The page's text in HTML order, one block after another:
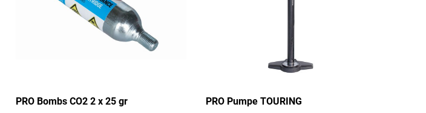
PRO Bombs CO2 2 x 25 gr PRO Pumpe TOURING